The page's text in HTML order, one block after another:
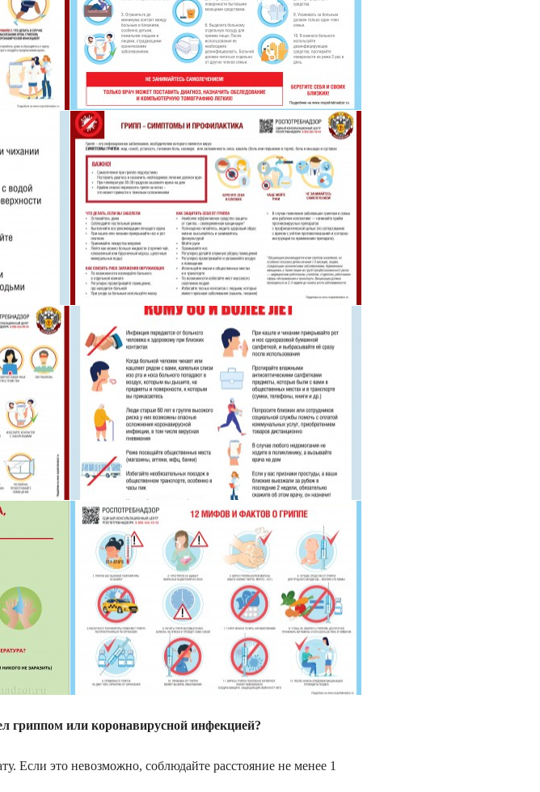
гриппом или коронавирусной инфекцией?
Если это невозможно, соблюдайте расстояние не менее 1